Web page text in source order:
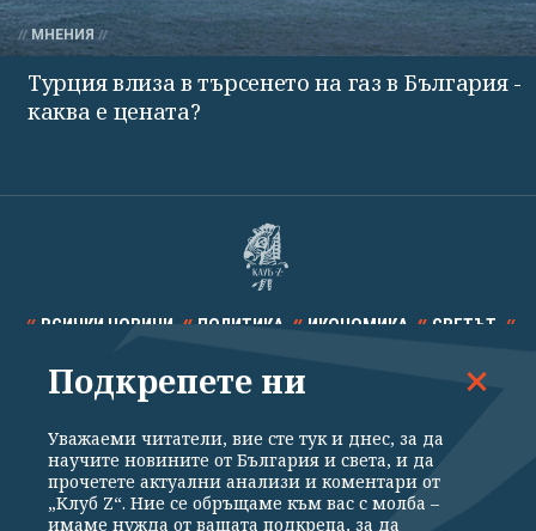
МНЕНИЯ
Турция влиза в търсенето на газ в България -
каква е цената?
ВСИЧКИ НОВИНИ ПОЛИТИКА ИКОНОМИКА СВЕТЪТ
СПОРТ КУЛТУРА ТЕХНОЛОГИИ КАЛЕЙДОСКОП
Подкрепете ни
Уважаеми читатели, вие сте тук и днес, за да
научите новините от България и света, и да
прочетете актуални анализи и коментари от
„Клуб Z“. Ние се обръщаме към вас с молба –
имаме нужда от вашата подкрепа, за да